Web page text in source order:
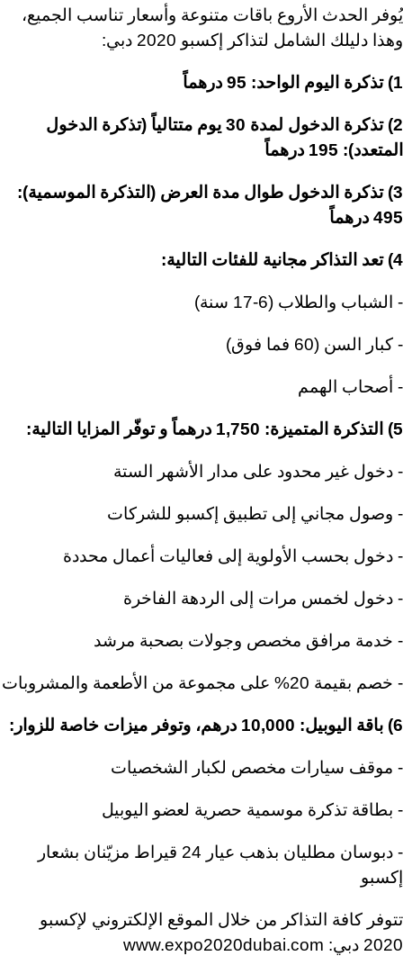
يُوفر الحدث الأروع باقات متنوعة وأسعار تناسب الجميع،
وهذا دليلك الشامل لتذاكر إكسبو 2020 دبي:
1) تذكرة اليوم الواحد: 95 درهماً
2) تذكرة الدخول لمدة 30 يوم متتالياً (تذكرة الدخول
المتعدد): 195 درهماً
3) تذكرة الدخول طوال مدة العرض (التذكرة الموسمية):
495 درهماً
4) تعد التذاكر مجانية للفئات التالية:
- الشباب والطلاب (6-17 سنة)
- كبار السن (60 فما فوق)
- أصحاب الهمم
5) التذكرة المتميزة: 1,750 درهماً و توفّر المزايا التالية:
- دخول غير محدود على مدار الأشهر الستة
- وصول مجاني إلى تطبيق إكسبو للشركات
- دخول بحسب الأولوية إلى فعاليات أعمال محددة
- دخول لخمس مرات إلى الردهة الفاخرة
- خدمة مرافق مخصص وجولات بصحبة مرشد
- خصم بقيمة 20% على مجموعة من الأطعمة والمشروبات
6) باقة اليوبيل: 10,000 درهم، وتوفر ميزات خاصة للزوار:
- موقف سيارات مخصص لكبار الشخصيات
- بطاقة تذكرة موسمية حصرية لعضو اليوبيل
- دبوسان مطليان بذهب عيار 24 قيراط مزيّنان بشعار
إكسبو
تتوفر كافة التذاكر من خلال الموقع الإلكتروني لإكسبو
2020 دبي: www.expo2020dubai.com